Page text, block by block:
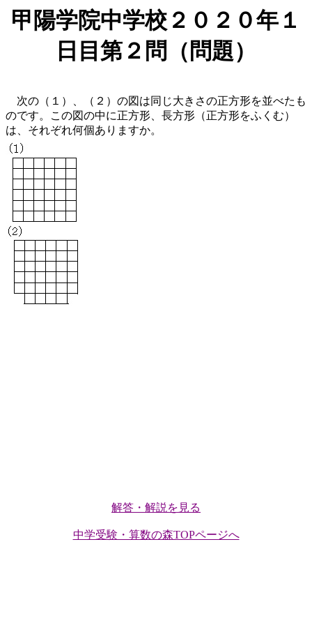
甲陽学院中学校２０２０年１
日目第２問（問題）
次の（１）、（２）の図は同じ大きさの正方形を並べたも
のです。この図の中に正方形、長方形（正方形をふくむ）
は、それぞれ何個ありますか。
解答・解説を見る
中学受験・算数の森TOPページへ